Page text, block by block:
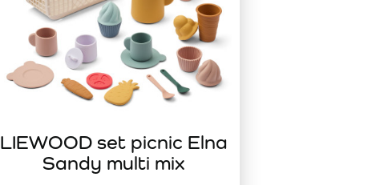
LIEWOOD set picnic Elna
Sandy multi mix